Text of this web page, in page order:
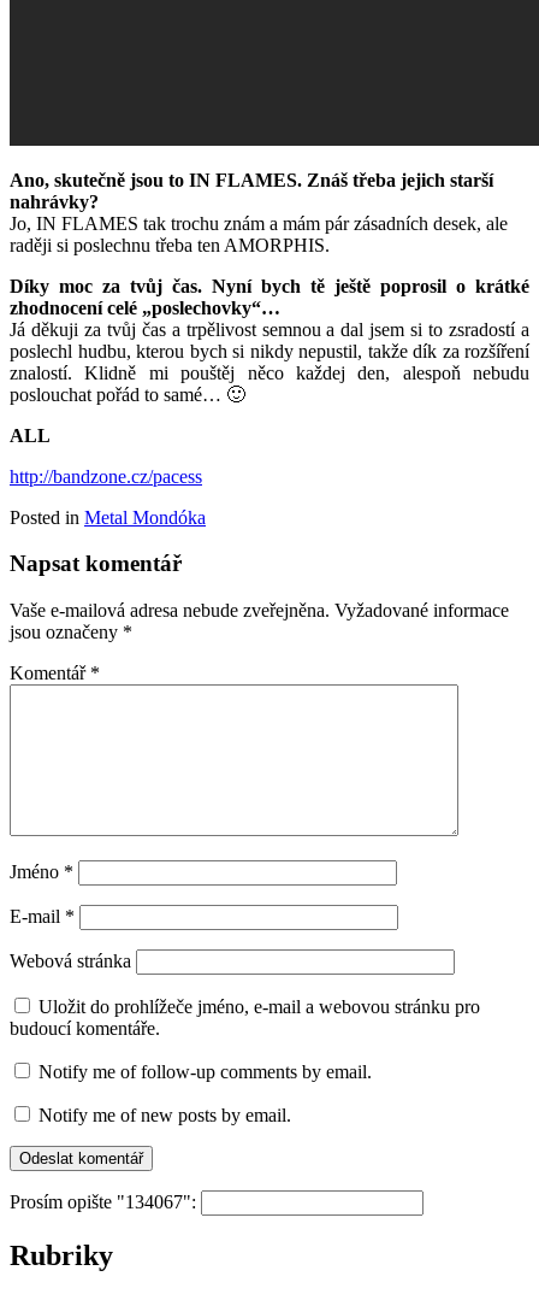
Ano, skutečně jsou to IN FLAMES. Znáš třeba jejich starší
nahrávky?
Jo, IN FLAMES tak trochu znám a mám pár zásadních desek, ale
raději si poslechnu třeba ten AMORPHIS.
Díky moc za tvůj čas. Nyní bych tě ještě poprosil o krátké
zhodnocení celé „poslechovky“…
Já děkuji za tvůj čas a trpělivost semnou a dal jsem si to zsradostí a
poslechl hudbu, kterou bych si nikdy nepustil, takže dík za rozšíření
znalostí. Klidně mi pouštěj něco každej den, alespoň nebudu
poslouchat pořád to samé… 🙂
ALL
http://bandzone.cz/pacess
Posted in Metal Mondóka
Napsat komentář
Vaše e-mailová adresa nebude zveřejněna. Vyžadované informace
jsou označeny *
Komentář *
Jméno *
E-mail *
Webová stránka
Uložit do prohlížeče jméno, e-mail a webovou stránku pro
budoucí komentáře.
Notify me of follow-up comments by email.
Notify me of new posts by email.
Prosím opište "134067":
Rubriky